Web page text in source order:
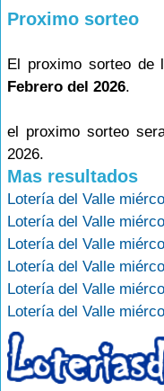
Proximo sorteo
El proximo sorteo de
Febrero del 2026.
el proximo sorteo
2026.
Mas resultados
Lotería del Valle
Lotería del Valle
Lotería del Valle
Lotería del Valle
Lotería del Valle
Lotería del Valle